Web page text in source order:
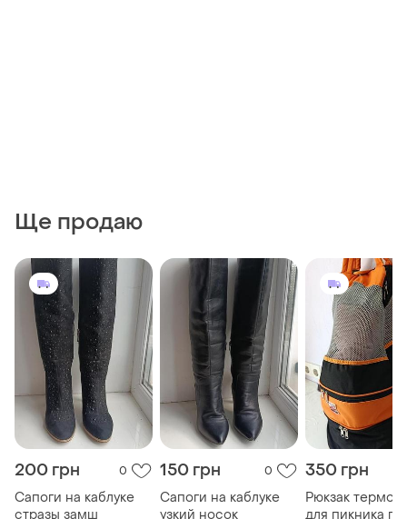
Ще продаю
200 грн 0
Сапоги на каблуке
стразы замш
150 грн 0
Сапоги на каблуке
узкий носок
350 грн
Рюкзак
для пикника